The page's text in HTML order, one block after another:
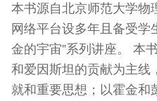
本书源自北京师范大学物
网络平台设多年且备受学
金的宇宙”系列讲座。 本书以哥白尼、伽利略、牛顿
和爱因斯坦的贡献为主线
就和重要思想；以霍金和